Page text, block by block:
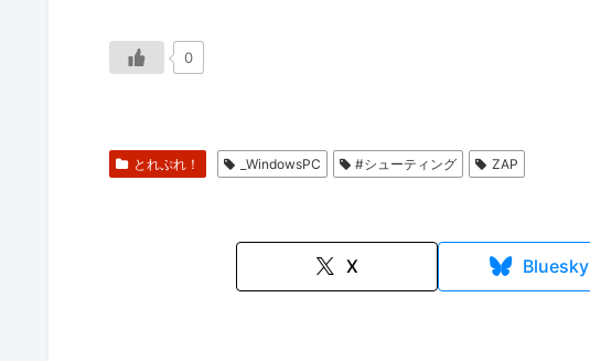
0
とれぷれ！ _WindowsPC #シューティング ZAP
X Bluesky